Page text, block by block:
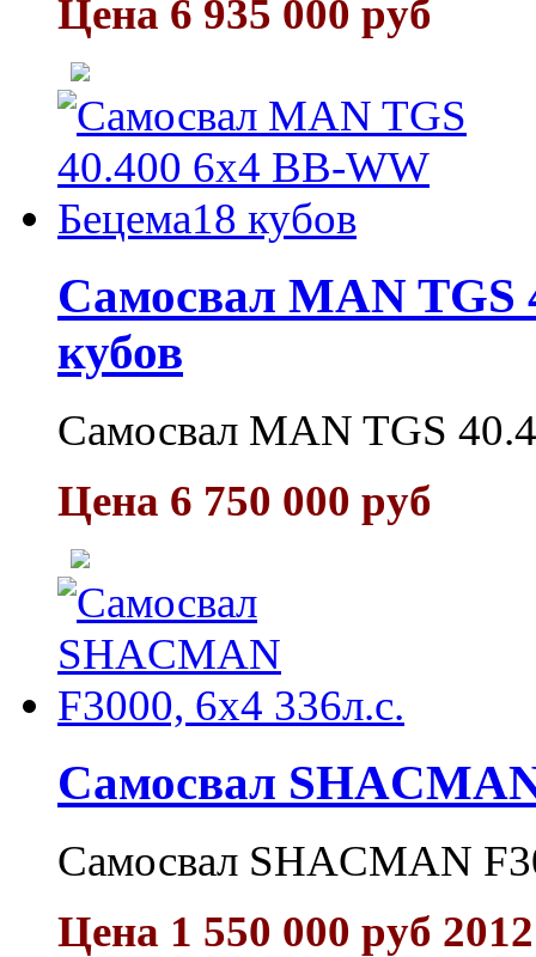
Цена 6 935 000 руб
Самосвал MAN TGS
кубов
Самосвал MAN TGS
Цена 6 750 000 руб
Самосвал
Самосвал SНACMAN
Цена 1 550 000 руб